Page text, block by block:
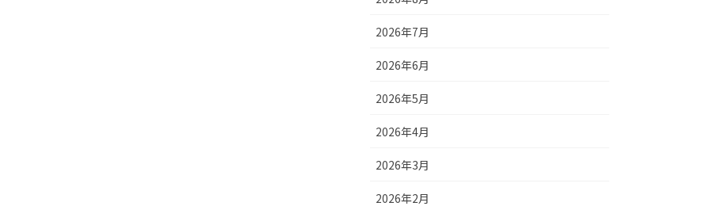
2026年7月
2026年6月
2026年5月
2026年4月
2026年3月
2026年2月